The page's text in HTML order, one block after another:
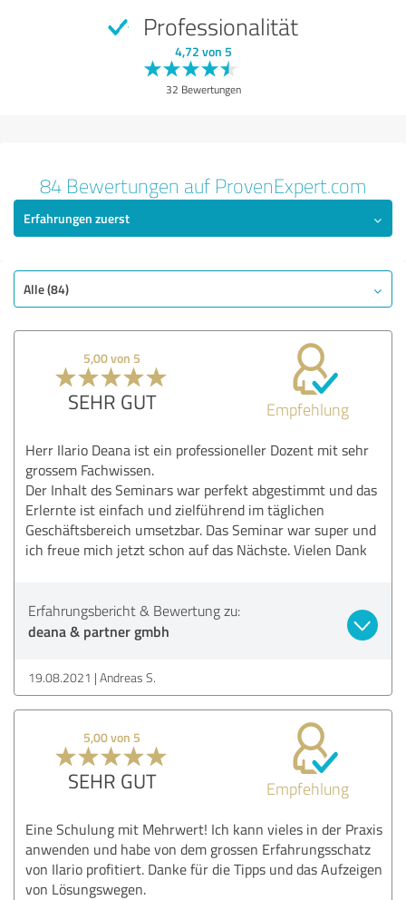
Professionalität
4,72 von 5
32 Bewertungen
84 Bewertungen auf ProvenExpert.com
Erfahrungen zuerst
Alle (84)
5,00 von 5
SEHR GUT Empfehlung
Herr Ilario Deana ist ein professioneller Dozent mit sehr
grossem Fachwissen.
Der Inhalt des Seminars war perfekt abgestimmt und das
Erlernte ist einfach und zielführend im täglichen
Geschäftsbereich umsetzbar. Das Seminar war super und
ich freue mich jetzt schon auf das Nächste. Vielen Dank
Erfahrungsbericht & Bewertung zu:
deana & partner gmbh
19.08.2021 Andreas S.
5,00 von 5
SEHR GUT Empfehlung
Eine Schulung mit Mehrwert! Ich kann vieles in der Praxis
anwenden und habe von dem grossen Erfahrungsschatz
von Ilario profitiert. Danke für die Tipps und das Aufzeigen
von Lösungswegen.